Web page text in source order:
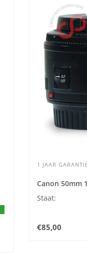
1 JAAR
Canon 50mm
Staat:
€85,00